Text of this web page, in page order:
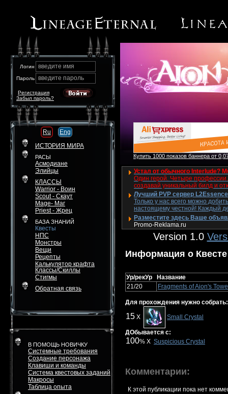
Логин введите имя
Пароль введите пароль
Забыл пароль?
Регистрация
Ru
Eng
ИСТОРИЯ МИРА
РАСЫ
Асмодиане
Элийцы
КЛАССЫ
Warrior - Воин
Scout - Скаут
Mage- Маг
Priest - Жрец
БАЗА ЗНАНИЙ
Квесты
НПС
Монстры
Вещи
Рецепты
Калькулятор крафта
Классы/Скиллы
Стигмы
Обратная связь
В ПОМОЩЬ НОВИЧКУ
Системные требования
Создание персонажа
Клавиши и команды
Система квестовых заданий
Макросы
Таблица опыта
Купить 1000 показов баннера от
Устал от обычного Interlude?
Один герой. Четыре
создавай уникальный билд и
Лучший PVP сервер
Только у нас всего можно
настоящему честной! Каждый
Разместите здесь Ваше
Promo-Reklama.ru
Version 1.0
Информация о Квесте
Ур/рекУр
Название
21/20
Fragments of Aion's
Для прохождения нужно собрать:
15 X Small Crystal
ДОбывается с:
100% X Suspicious Crystal
Комментарии:
К этой публикации пока нет